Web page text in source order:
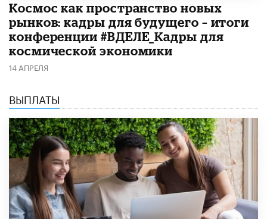
Космос как пространство новых
рынков: кадры для будущего – итоги
конференции #ВДЕЛЕ_Кадры для
космической экономики
14 АПРЕЛЯ
ВЫПЛАТЫ